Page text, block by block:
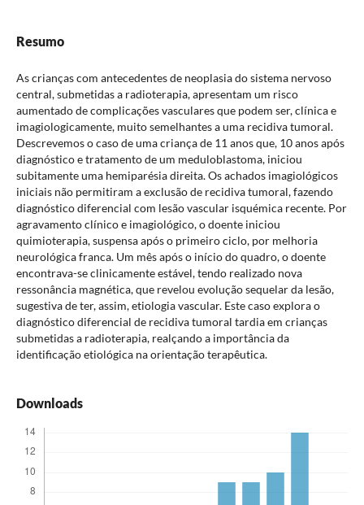
Resumo
As crianças com antecedentes de neoplasia do sistema nervoso
central, submetidas a radioterapia, apresentam um risco
aumentado de complicações vasculares que podem ser, clínica e
imagiologicamente, muito semelhantes a uma recidiva tumoral.
Descrevemos o caso de uma criança de 11 anos que, 10 anos após
diagnóstico e tratamento de um meduloblastoma, iniciou
subitamente uma hemiparésia direita. Os achados imagiológicos
iniciais não permitiram a exclusão de recidiva tumoral, fazendo
diagnóstico diferencial com lesão vascular isquémica recente. Por
agravamento clínico e imagiológico, o doente iniciou
quimioterapia, suspensa após o primeiro ciclo, por melhoria
neurológica franca. Um mês após o início do quadro, o doente
encontrava-se clinicamente estável, tendo realizado nova
ressonância magnética, que revelou evolução sequelar da lesão,
sugestiva de ter, assim, etiologia vascular. Este caso explora o
diagnóstico diferencial de recidiva tumoral tardia em crianças
submetidas a radioterapia, realçando a importância da
identificação etiológica na orientação terapêutica.
Downloads